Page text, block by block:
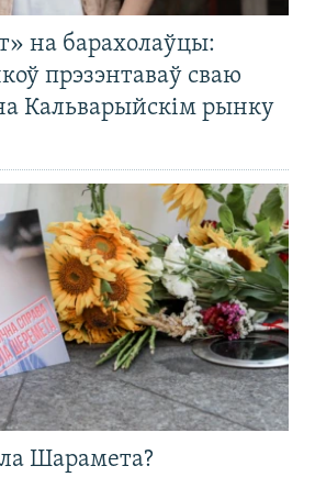
на барахолаўцы:
прэзэнтаваў сваю
Кальварыйскім рынку
Шарамета?